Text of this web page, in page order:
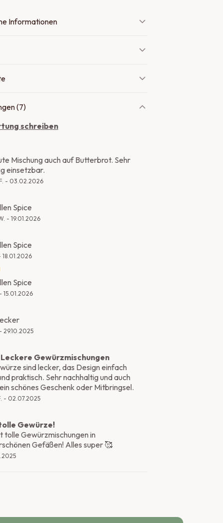
Informationen
(7)
schreiben
Mischung auch auf Butterbrot. Sehr
einsetzbar.
- 03.02.2026
Spice
- 19.01.2026
Spice
18.01.2026
Spice
15.01.2026
29.10.2025
Gewürzmischungen
sind lecker, das Design einfach
praktisch. Sehr nachhaltig und auch
schönes Geschenk oder Mitbringsel.
- 02.07.2025
Gewürze!
tolle Gewürzmischungen in
Gefäßen! Alles super 🥰